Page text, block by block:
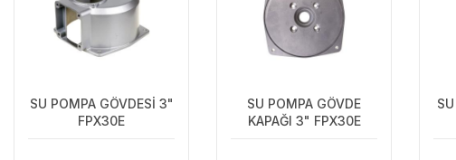
SU POMPA GÖVDESİ 3"
FPX30E
SU POMPA GÖVDE
KAPAĞI 3" FPX30E